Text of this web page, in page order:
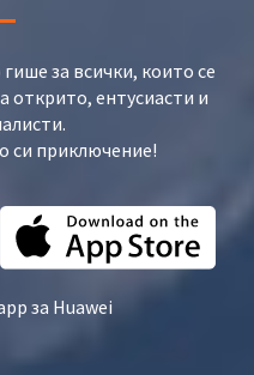
за всички, които се
открито, ентусиасти и
си приключение!
за Huawei